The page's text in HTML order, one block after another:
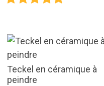
Teckel en céramique à
peindre